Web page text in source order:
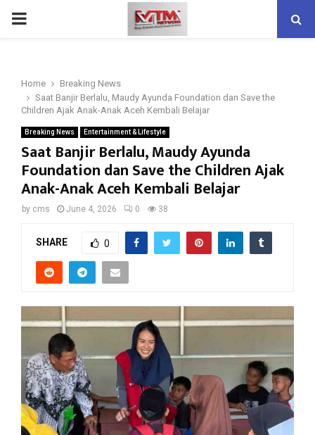
PRIMARY
Home
Breaking News
Saat Banjir Berlalu, Maudy Ayunda Foundation dan Save the
Children Ajak Anak-Anak Aceh Kembali Belajar
Breaking News Entertainment & Lifestyle
Saat Banjir Berlalu, Maudy Ayunda
Foundation dan Save the Children Ajak
Anak-Anak Aceh Kembali Belajar
by cms June 4, 2026 0 38
SHARE 0